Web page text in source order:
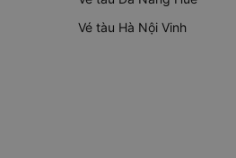
Vé tàu Hà Nội Vinh